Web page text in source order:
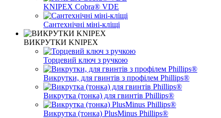
KNIPEX Cobra® VDE
Сантехнічні міні-кліщі
ВИКРУТКИ KNIPEX
Торцевий ключ з ручкою
Викрутки, для гвинтів з профілем Phillips®
Викрутка (тонка) для гвинтів Phillips®
Викрутка (тонка) PlusMinus Phillips®